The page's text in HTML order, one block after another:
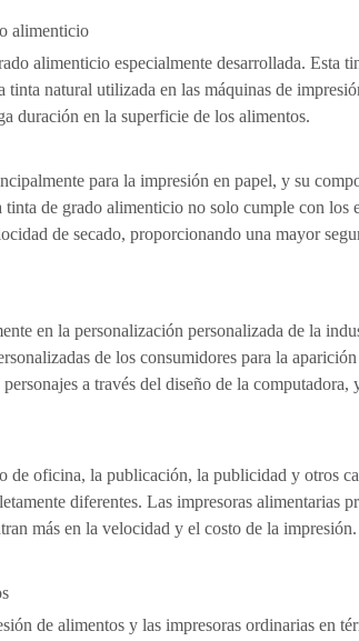
alimenticio
alimenticio especialmente desarrollada.
natural utilizada en las máquinas de
duración en la superficie de los alimentos.
para la impresión en papel, y su
de grado alimenticio no solo cumple con
de secado, proporcionando una mayor
en la personalización personalizada de la
de los consumidores para la
a través del diseño de la
de oficina, la publicación, la publicidad y otros
diferentes. Las impresoras alimentarias
más en la velocidad y el costo de la impresión.
de alimentos y las impresoras ordinarias en